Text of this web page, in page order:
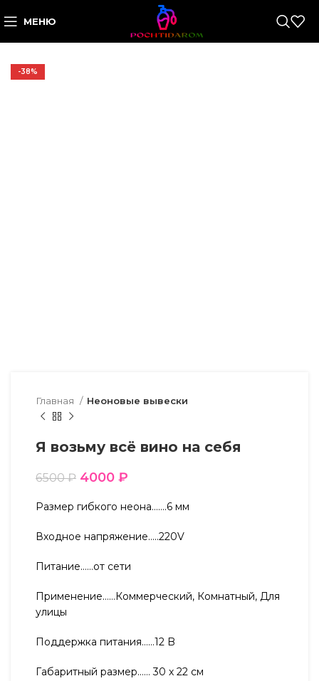
МЕНЮ
-38%
Главная Неоновые вывески
Я возьму всё вино на себя
6500₽ 4000 ₽
Размер гибкого неона…….6 мм
Входное напряжение…..220V
Питание……от сети
Применение……Коммерческий, Комнатный, Для
улицы
Поддержка питания……12 B
Габаритный размер…… 30 х 22 см